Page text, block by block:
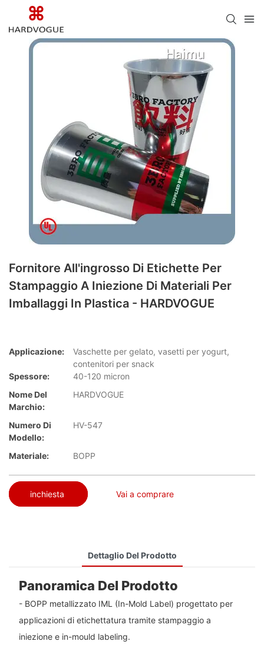
Fornitore All'ingrosso Di Etichette Per
Stampaggio A Iniezione Di Materiali Per
Imballaggi In Plastica - HARDVOGUE
Applicazione:
Vaschette per gelato, vasetti per yogurt,
contenitori per snack
Spessore:
40-120 micron
Nome Del
Marchio:
HARDVOGUE
Numero Di
Modello:
HV-547
Materiale: BOPP
inchiesta Vai a comprare
Dettaglio Del Prodotto
Panoramica Del Prodotto
- BOPP metallizzato IML (In-Mold Label) progettato per
applicazioni di etichettatura tramite stampaggio a
iniezione e in-mould labeling.